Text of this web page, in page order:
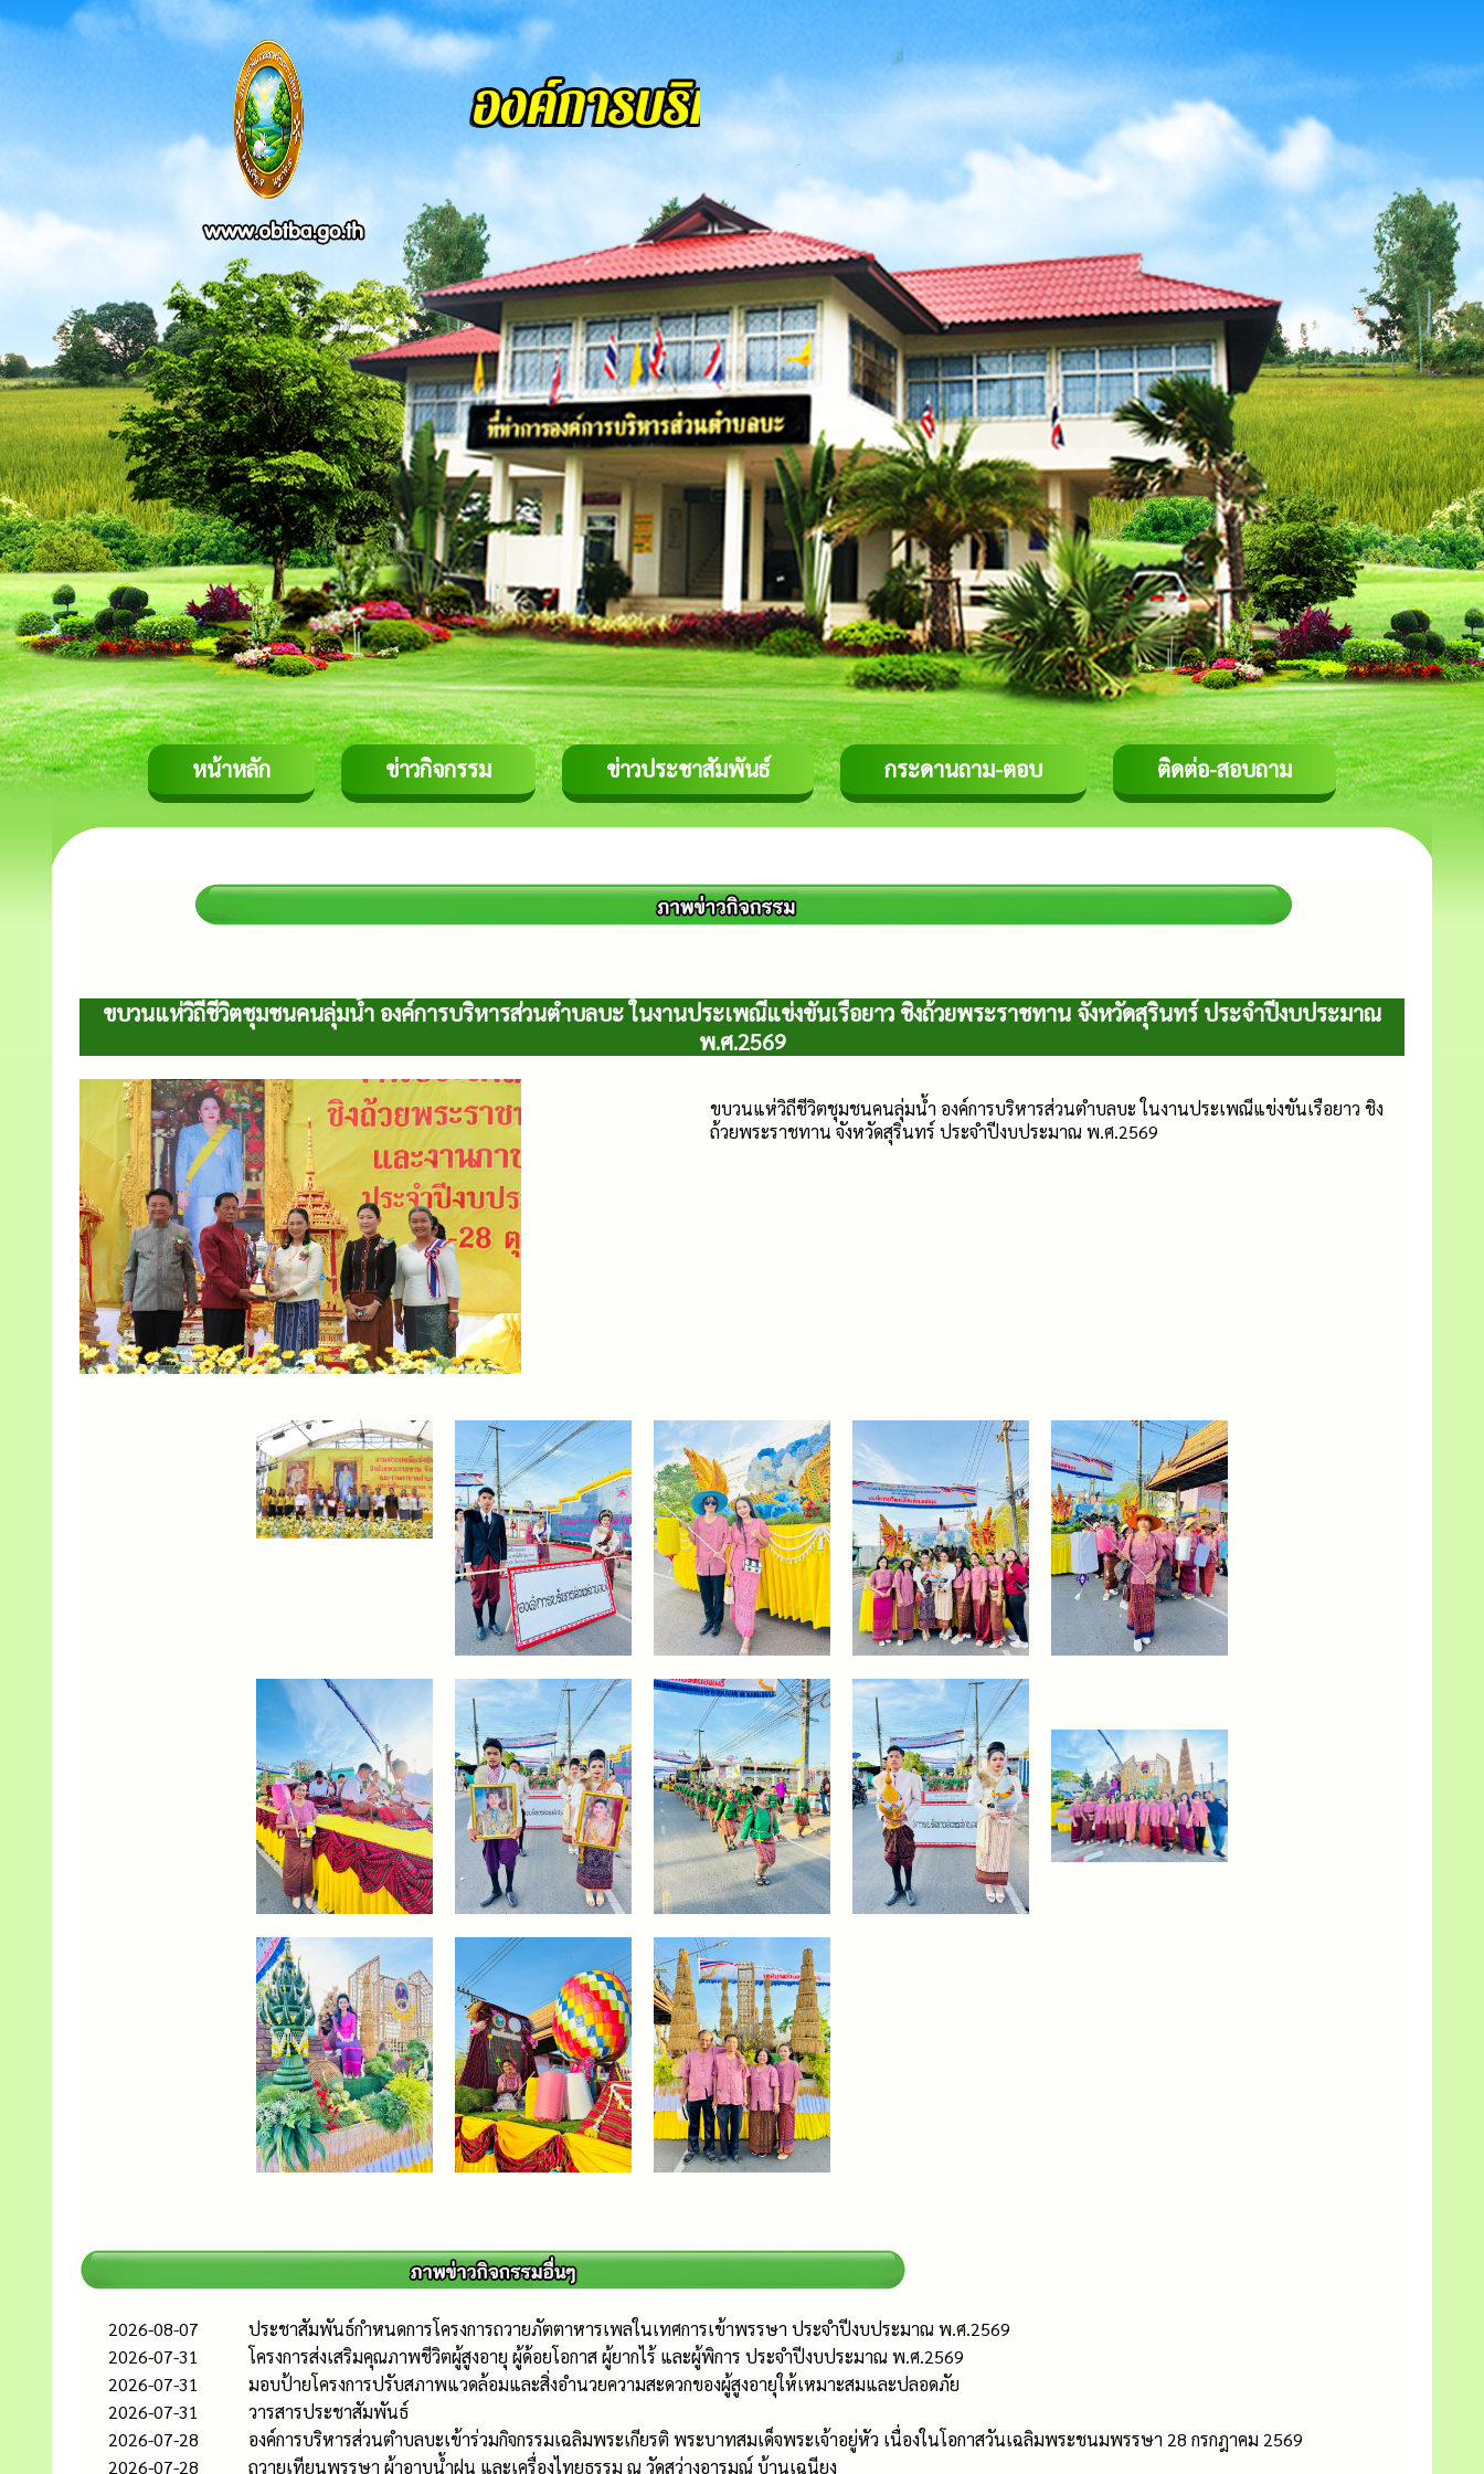
หน้าหลัก ข่าวกิจกรรม ข่าวประชาสัมพันธ์ กระดานถาม-ตอบ ติดต่อ-สอบถาม
ขบวนแห่วิถีชีวิตชุมชนคนลุ่มน้ำ องค์การบริหารส่วนตำบลบะ ในงานประเพณีแข่งขันเรือยาว ชิงถ้วยพระราชทาน จังหวัดสุรินทร์ ประจำปีงบประมาณ
พ.ศ.2569
ขบวนแห่วิถีชีวิตชุมชนคนลุ่มน้ำ องค์การบริหารส่วนตำบลบะ ในงานประเพณีแข่งขันเรือยาว ชิง
ถ้วยพระราชทาน จังหวัดสุรินทร์ ประจำปีงบประมาณ พ.ศ.2569
2026-08-07
ประชาสัมพันธ์กำหนดการโครงการถวายภัตตาหารเพลในเทศการเข้าพรรษา ประจำปีงบประมาณ พ.ศ.2569
2026-07-31
โครงการส่งเสริมคุณภาพชีวิตผู้สูงอายุ ผู้ด้อยโอกาส ผู้ยากไร้ และผู้พิการ ประจำปีงบประมาณ พ.ศ.2569
2026-07-31
มอบป้ายโครงการปรับสภาพแวดล้อมและสิ่งอำนวยความสะดวกของผู้สูงอายุให้เหมาะสมและปลอดภัย
2026-07-31
วารสารประชาสัมพันธ์
2026-07-28
องค์การบริหารส่วนตำบลบะเข้าร่วมกิจกรรมเฉลิมพระเกียรติ พระบาทสมเด็จพระเจ้าอยู่หัว เนื่องในโอกาสวันเฉลิมพระชนมพรรษา 28 กรกฎาคม 2569
2026-07-28
ถวายเทียนพรรษา ผ้าอาบน้ำฝน และเครื่องไทยธรรม ณ วัดสว่างอารมณ์ บ้านเฉนียง